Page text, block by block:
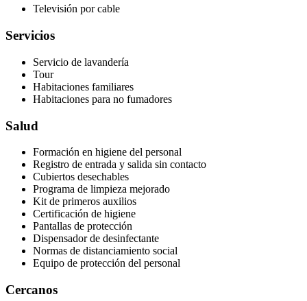
Televisión por cable
Servicios
Servicio de lavandería
Tour
Habitaciones familiares
Habitaciones para no fumadores
Salud
Formación en higiene del personal
Registro de entrada y salida sin contacto
Cubiertos desechables
Programa de limpieza mejorado
Kit de primeros auxilios
Certificación de higiene
Pantallas de protección
Dispensador de desinfectante
Normas de distanciamiento social
Equipo de protección del personal
Cercanos